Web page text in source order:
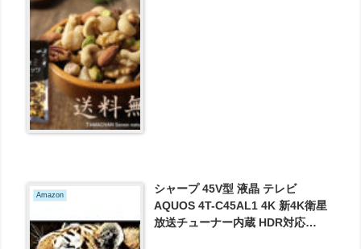
Amazon
シャープ 45V型 液晶 テレビ
AQUOS 4T-C45AL1 4K 新4K衛星
放送チューナー内蔵 HDR対応